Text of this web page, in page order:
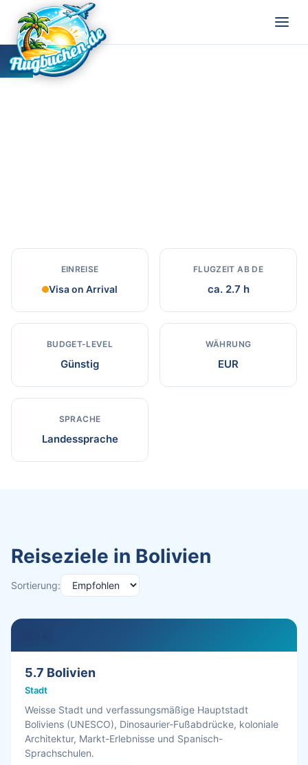
EINREISE
Visa on Arrival
FLUGZEIT AB DE
ca. 2.7 h
BUDGET-LEVEL
Günstig
WÄHRUNG
EUR
SPRACHE
Landessprache
Reiseziele in Bolivien
Sortierung:
5.7 Bolivien
Stadt
Weisse Stadt und verfassungsmäßige Hauptstadt
Boliviens (UNESCO), Dinosaurier-Fußabdrücke, koloniale
Architektur, Markt-Erlebnisse und Spanisch-
Sprachschulen.